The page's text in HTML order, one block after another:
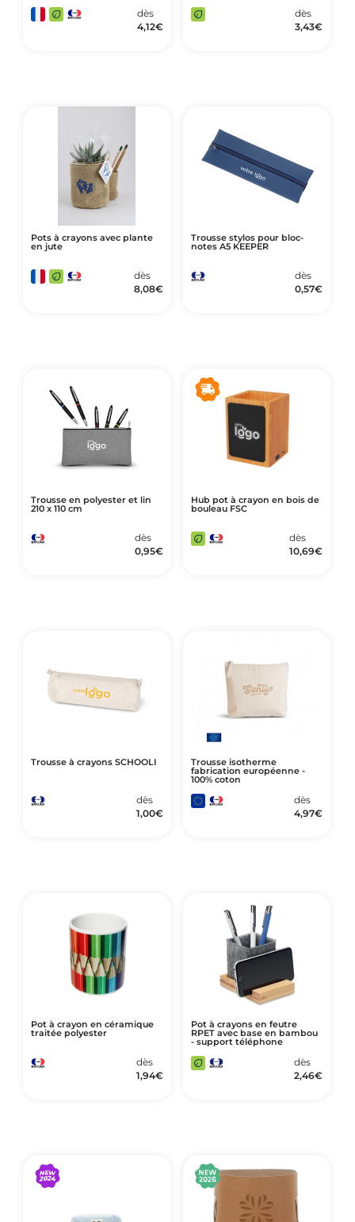
dès
4,12€
dès
3,43€
Pots à crayons avec plante
en jute
dès
8,08€
Trousse stylos pour bloc-
notes A5 KEEPER
dès
0,57€
Trousse en polyester et lin
210 x 110 cm
dès
0,95€
Hub pot à crayon en bois de
bouleau FSC
dès
10,69€
Trousse à crayons SCHOOLI
dès
1,00€
Trousse isotherme
fabrication européenne -
100% coton
dès
4,97€
Pot à crayon en céramique
traitée polyester
dès
1,94€
Pot à crayons en feutre
RPET avec base en bambou
- support téléphone
dès
2,46€